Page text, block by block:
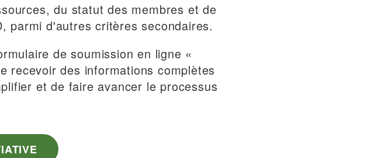
du statut des membres et de
parmi d'autres critères secondaires.
de soumission en ligne «
recevoir des informations complètes
et de faire avancer le processus